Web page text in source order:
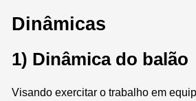
Dinâmicas
1) Dinâmica do balão
Visando exercitar o trabalho em